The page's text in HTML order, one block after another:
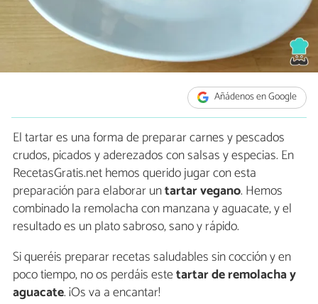
Añádenos en Google
El tartar es una forma de preparar carnes y pescados
crudos, picados y aderezados con salsas y especias. En
RecetasGratis.net hemos querido jugar con esta
preparación para elaborar untartar vegano. Hemos
combinado la remolacha con manzana y aguacate, y el
resultado es un plato sabroso, sano y rápido.
Si queréis preparar recetas saludables sin cocción y en
poco tiempo, no os perdáis estetartar de remolacha y
aguacate. ¡Os va a encantar!